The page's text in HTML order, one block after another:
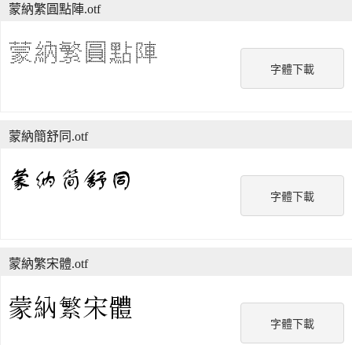
字體下載
蒙納繁圓點陣.otf
字體下載
蒙納簡舒同.otf
字體下載
蒙納繁宋體.otf